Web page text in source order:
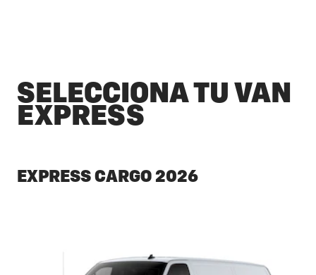
SELECCIONA TU VAN
EXPRESS
EXPRESS CARGO 2026